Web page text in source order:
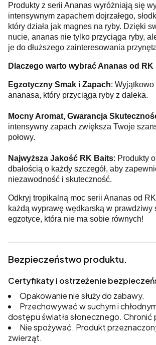
Produkty z serii Ananas wyróżniają się
intensywnym zapachem dojrzałego,
który działa jak magnes na ryby. Dzięki
nucie, ananas nie tylko przyciąga ryby,
je do dłuższego zainteresowania
Dlaczego warto wybrać Ananas od RK
Egzotyczny Smak i Zapach: Wyjątkowo
ananasa, który przyciąga ryby z daleka.
Mocny Aromat, Gwarancja
intensywny zapach zwiększa Twoje
połowy.
Najwyższa Jakość RK Baits: Produkty
dbałością o każdy szczegół, aby
niezawodność i skuteczność.
Odkryj tropikalną moc serii Ananas od
każdą wyprawę wędkarską w prawdziwy
egzotyce, która nie ma sobie równych!
Bezpieczeństwo produktu.
Certyfikaty i ostrzeżenie
Opakowanie nie służy do zabawy.
Przechowywać w suchym i
dostępu światła słonecznego. Chronić
Nie spożywać. Produkt
zwierząt.